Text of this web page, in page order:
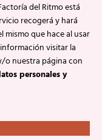
del Ritmo está
recogerá y hará
que hace al usar
visitar la
o nuestra página con
personales y